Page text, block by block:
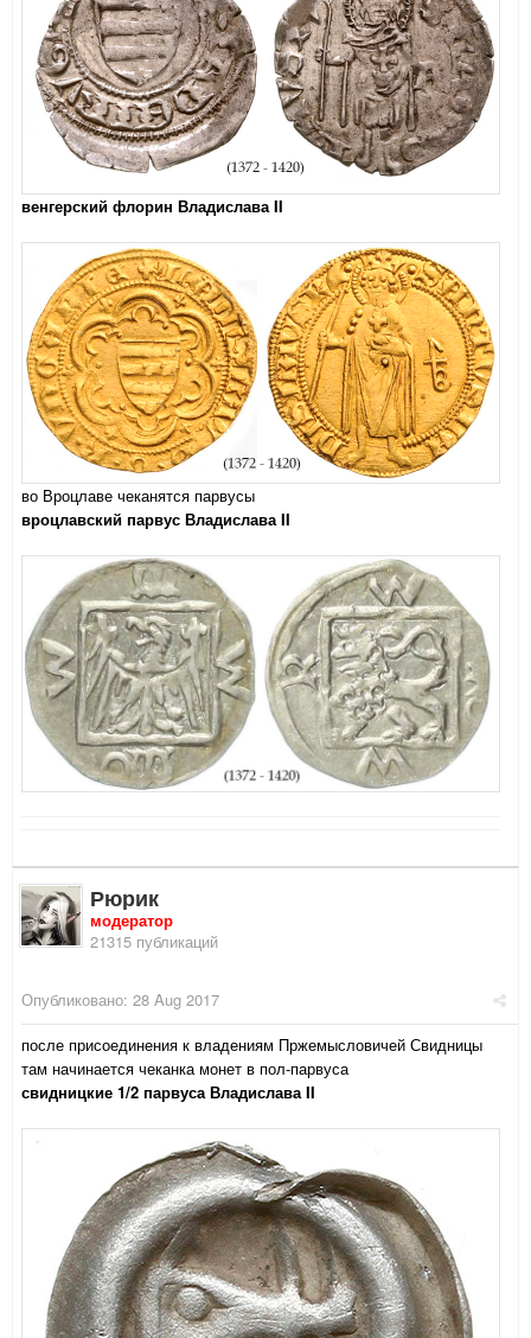
венгерский флорин Владислава II
во Вроцлаве чеканятся парвусы
вроцлавский парвус Владислава II
Рюрик
модератор
21315 публикаций
Опубликовано: 28 Aug 2017
после присоединения к владениям Пржемысловичей Свидницы
там начинается чеканка монет в пол-парвуса
свидницкие 1/2 парвуса Владислава II